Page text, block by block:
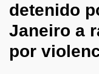
detenido
Janeiro a
por